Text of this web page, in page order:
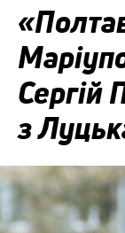
Сергій
з